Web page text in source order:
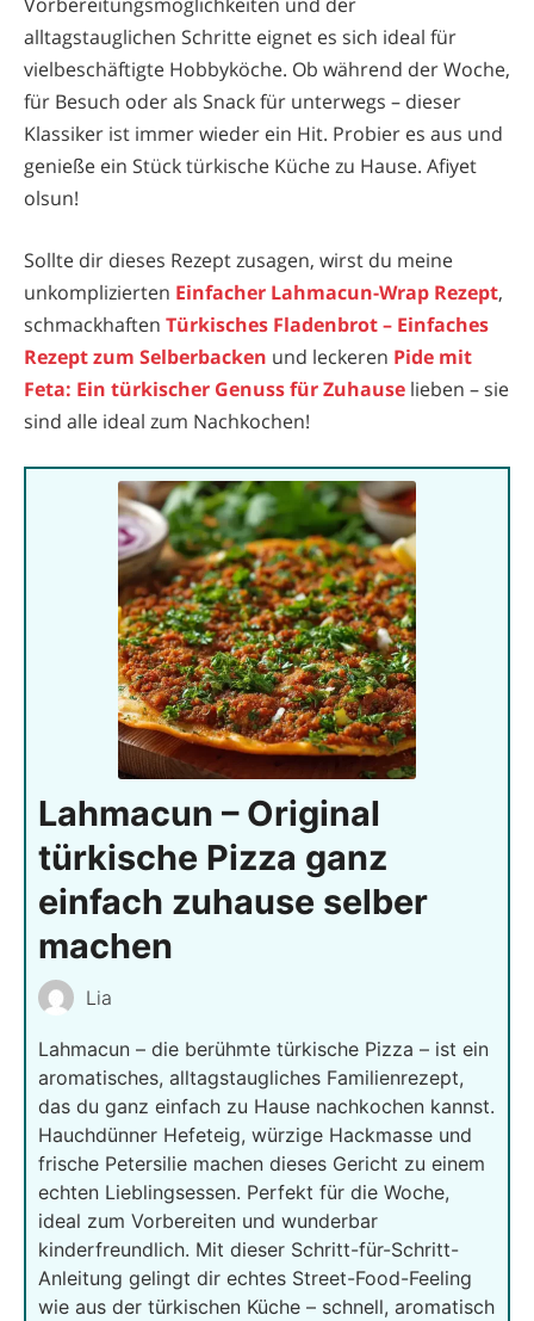
alltagstauglichen Schritte eignet es sich ideal für
vielbeschäftigte Hobbyköche. Ob während der Woche,
für Besuch oder als Snack für unterwegs – dieser
Klassiker ist immer wieder ein Hit. Probier es aus und
genieße ein Stück türkische Küche zu Hause. Afiyet
olsun!
Sollte dir dieses Rezept zusagen, wirst du meine
unkomplizierten Einfacher Lahmacun-Wrap Rezept,
schmackhaften Türkisches Fladenbrot – Einfaches
Rezept zum Selberbacken und leckeren Pide mit
Feta: Ein türkischer Genuss für Zuhause lieben – sie
sind alle ideal zum Nachkochen!
Lahmacun – Original
türkische Pizza ganz
einfach zuhause selber
machen
Lia
Lahmacun – die berühmte türkische Pizza – ist ein
aromatisches, alltagstaugliches Familienrezept,
das du ganz einfach zu Hause nachkochen kannst.
Hauchdünner Hefeteig, würzige Hackmasse und
frische Petersilie machen dieses Gericht zu einem
echten Lieblingsessen. Perfekt für die Woche,
ideal zum Vorbereiten und wunderbar
kinderfreundlich. Mit dieser Schritt-für-Schritt-
Anleitung gelingt dir echtes Street-Food-Feeling
wie aus der türkischen Küche – schnell, aromatisch